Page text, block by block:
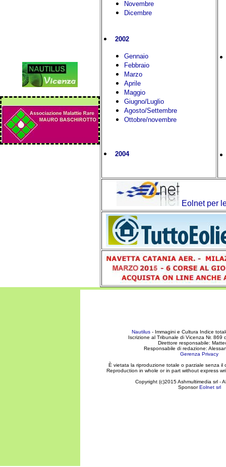
Novembre
Dicembre
2002
Gennaio
Febbraio
Marzo
Aprile
Maggio
Giugno/Luglio
Agosto/Settembre
Ottobre/novembre
2004
Eolnet per
Nautilus - Immagini e Cultura Indice
Iscrizione al Tribunale di Vicenza Nr. 869
Direttore responsabile:
Responsabile di redazione:
Gerenza Privacy
È vietata la riproduzione totale o parziale senza il
Reproduction in whole or in part without express
Copyright (c)2015 Ashmultimedia srl -
SponsorEolnet srl